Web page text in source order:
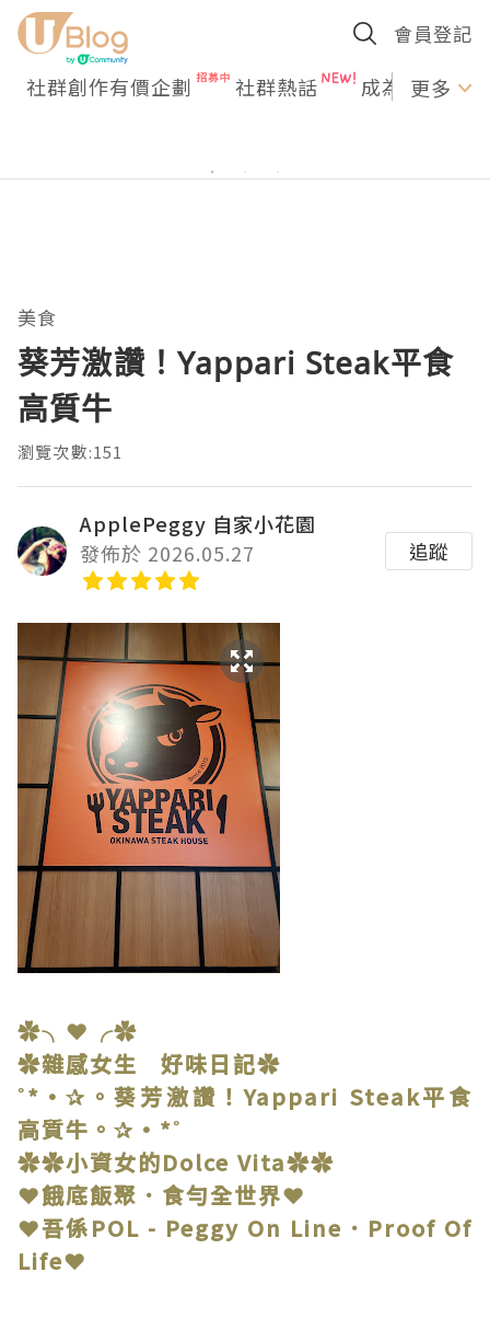
會員登記
社群創作有價企劃 社群熱話 成為U更多
美食
葵芳激讚！Yappari Steak平食
高質牛
瀏覽次數:151
ApplePeggy 自家小花園
發佈於 2026.05.27
追蹤
✿╮❤╭✿
✿雜感女生 好味日記✿
˚*•✰。葵芳激讚！Yappari Steak平食
高質牛。✰•*˚
✿✿小資女的Dolce Vita✿✿
❤餓底飯聚．食勻全世界❤
❤吾係POL - Peggy On Line．Proof Of
Life❤